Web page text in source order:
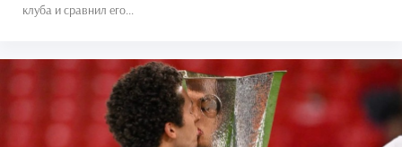
клуба и сравнил его...